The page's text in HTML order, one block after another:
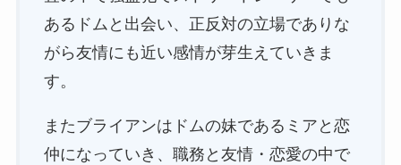
あるドムと出会い、正反対の立場でありな
がら友情にも近い感情が芽生えていきま
す。
またブライアンはドムの妹であるミアと恋
仲になっていき、職務と友情・恋愛の中で